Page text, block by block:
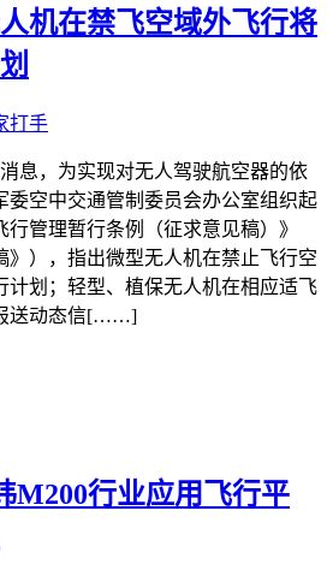
机在禁飞空域外飞行将
打手
息，为实现对无人驾驶航空器的依
委空中交通管制委员会办公室组织起
管理暂行条例（征求意见稿）》
》），指出微型无人机在禁止飞行空
计划；轻型、植保无人机在相应适飞
送动态信[……]
M200行业应用飞行平